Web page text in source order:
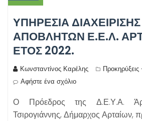
ΥΠΗΡΕΣΊΑ
ΑΠΟΒΛΉΤΩΝ Ε.Ε.Λ.
ΈΤΟΣ 2022.
Κωνσταντίνος Καρέλης
Αφήστε ένα σχόλιο
Ο Πρόεδρος της Δ.Ε.Υ.Α.
Τσιρογιάννης, Δήμαρχος Αρταίων,